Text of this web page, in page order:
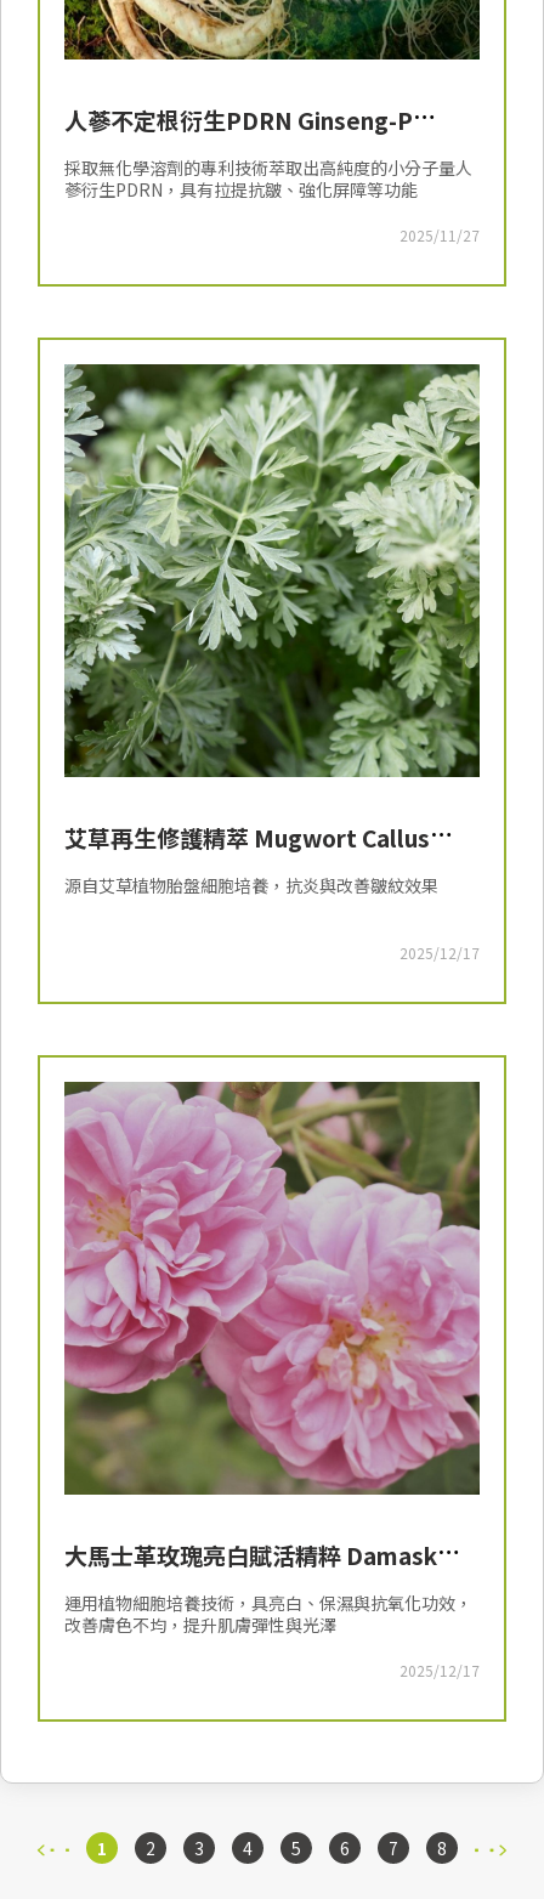
人蔘不定根衍生PDRN Ginseng-P
採取無化學溶劑的專利技術萃取出高純度的小分子量人
蔘衍生PDRN，具有拉提抗皺、強化屏障等功能
2025/11/27
艾草再生修護精萃 Mugwort Callus
源自艾草植物胎盤細胞培養，抗炎與改善皺紋效果
2025/12/17
大馬士革玫瑰亮白賦活精粹 Damask
運用植物細胞培養技術，具亮白、保濕與抗氧化功效，
改善膚色不均，提升肌膚彈性與光澤
2025/12/17
1 2 3 4 5 6 7 8